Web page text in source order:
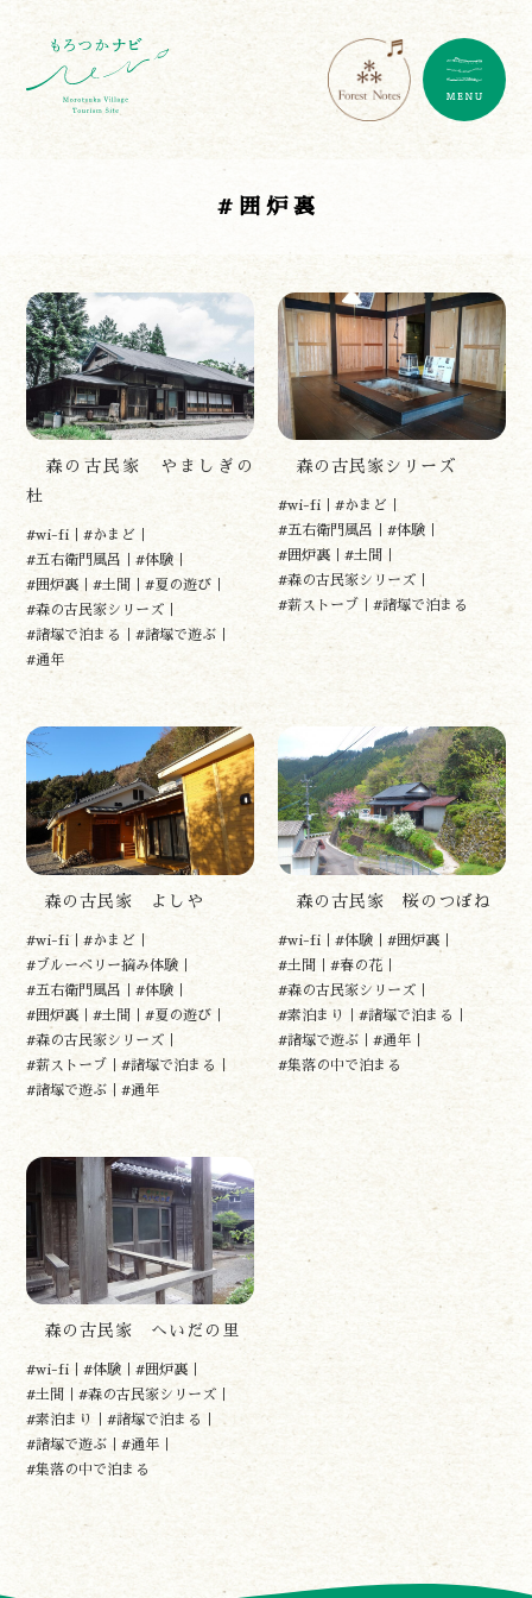
#囲炉裏
森の古民家 やましぎの
杜
#wi-fi
#かまど
#五右衛門風呂
#体験
#囲炉裏
#土間
#夏の遊び
#森の古民家シリーズ
#諸塚で泊まる
#諸塚で遊ぶ
#通年
森の古民家シリーズ
#wi-fi
#かまど
#五右衛門風呂
#体験
#囲炉裏
#土間
#森の古民家シリーズ
#薪ストーブ
#諸塚で泊まる
森の古民家 よしや
#wi-fi
#かまど
#ブルーベリー摘み体験
#五右衛門風呂
#体験
#囲炉裏
#土間
#夏の遊び
#森の古民家シリーズ
#薪ストーブ
#諸塚で泊まる
#諸塚で遊ぶ
#通年
森の古民家 桜のつぼね
#wi-fi #体験
#囲炉裏
#土間
#春の花
#森の古民家シリーズ
#素泊まり
#諸塚で泊まる
#諸塚で遊ぶ
#通年
#集落の中で泊まる
森の古民家 へいだの里
#wi-fi #体験
#囲炉裏
#土間
#森の古民家シリーズ
#素泊まり
#諸塚で泊まる
#諸塚で遊ぶ
#通年
#集落の中で泊まる
やま学校
開花情報
紅葉情報
神楽情報
諸塚村観光協会について
プライバシーポリシー
TEL:0982-65-0178